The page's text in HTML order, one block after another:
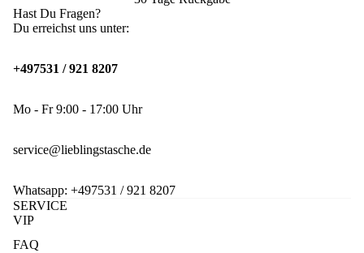
Hast Du Fragen?
Du erreichst uns unter:
+497531 / 921 8207
Mo - Fr 9:00 - 17:00 Uhr
service@lieblingstasche.de
Whatsapp: +497531 / 921 8207
SERVICE
VIP
FAQ